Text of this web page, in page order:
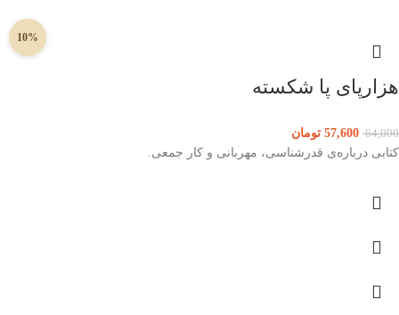
10%
هزارپای پا شکسته
64,000
57,600 تومان
کتابی درباره‌ی قدرشناسی، مهربانی و کار جمعی.